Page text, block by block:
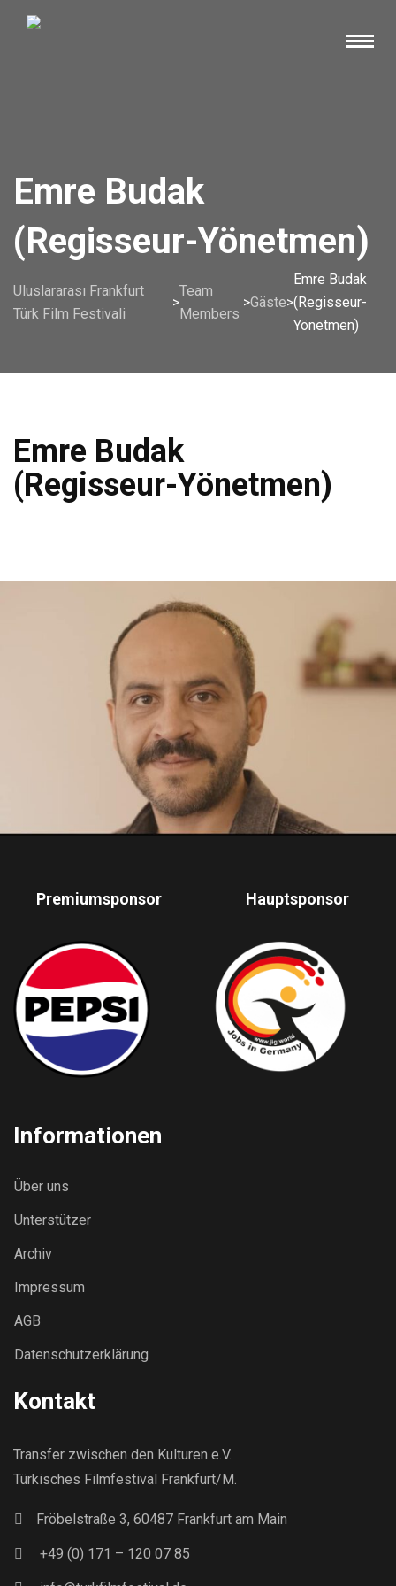
Emre Budak
(Regisseur-Yönetmen)
Uluslararası Frankfurt
Türk Film Festivali
>
Team
Members
>Gäste>
Emre Budak
(Regisseur-
Yönetmen)
Emre Budak
(Regisseur-Yönetmen)
Premiumsponsor Hauptsponsor
Informationen
Über uns
Unterstützer
Archiv
Impressum
AGB
Datenschutzerklärung
Kontakt
Transfer zwischen den Kulturen e.V.
Türkisches Filmfestival Frankfurt/M.
Fröbelstraße 3, 60487 Frankfurt am Main
+49 (0) 171 – 120 07 85